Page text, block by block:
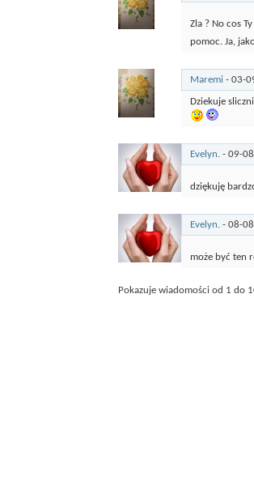
Zla ? No cos Ty
pomoc. Ja,
Maremi - 03-
Dziekuje
Evelyn. - 09-
dziękuję
Evelyn. - 08-
może być ten
Pokazuje wiadomości od 1 do